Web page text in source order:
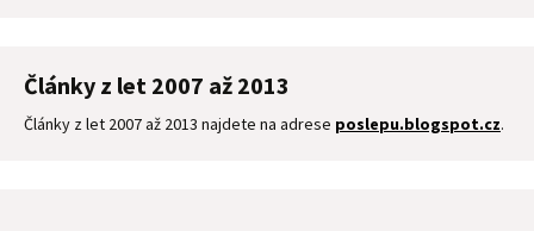
Články z let 2007 až 2013
Články z let 2007 až 2013 najdete na adrese poslepu.blogspot.cz.